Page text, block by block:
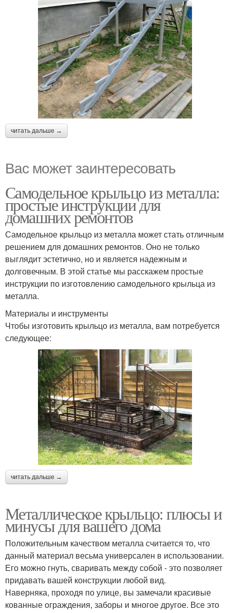
читать дальше →
Вас может заинтересовать
Самодельное крыльцо из металла:
простые инструкции для
домашних ремонтов
Самодельное крыльцо из металла может стать отличным
решением для домашних ремонтов. Оно не только
выглядит эстетично, но и является надежным и
долговечным. В этой статье мы расскажем простые
инструкции по изготовлению самодельного крыльца из
металла.
Материалы и инструменты
Чтобы изготовить крыльцо из металла, вам потребуется
следующее:
читать дальше →
Металлическое крыльцо: плюсы и
минусы для вашего дома
Положительным качеством металла считается то, что
данный материал весьма универсален в использовании.
Его можно гнуть, сваривать между собой - это позволяет
придавать вашей конструкции любой вид.
Наверняка, проходя по улице, вы замечали красивые
кованные ограждения, заборы и многое другое. Все это